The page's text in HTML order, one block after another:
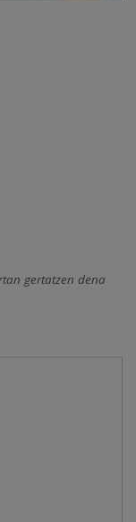
gertatzen dena